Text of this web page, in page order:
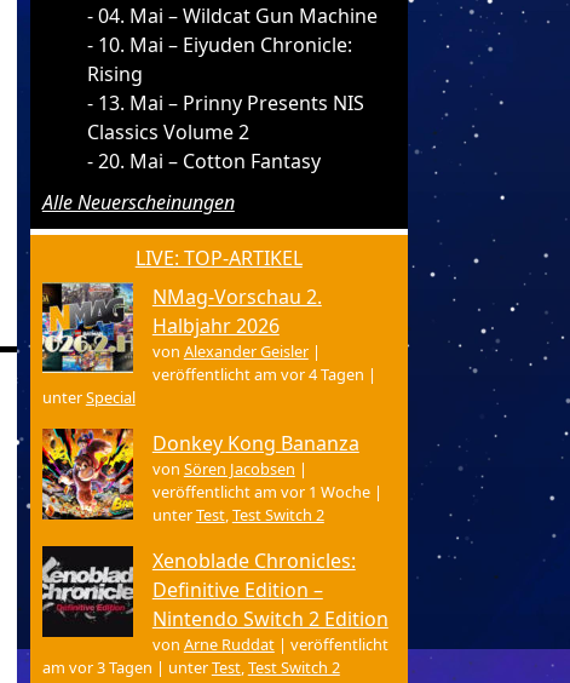
04. Mai – Wildcat Gun Machine
10. Mai – Eiyuden Chronicle:
Rising
13. Mai – Prinny Presents NIS
Classics Volume 2
20. Mai – Cotton Fantasy
Alle Neuerscheinungen
LIVE: TOP-ARTIKEL
NMag-Vorschau 2.
Halbjahr 2026
von Alexander Geisler|
veröffentlicht am vor 4 Tagen |
unterSpecial
Donkey Kong Bananza
von Sören Jacobsen |
veröffentlicht am vor 1 Woche|
unterTest,Test Switch 2
Xenoblade Chronicles:
Definitive Edition –
Nintendo Switch 2 Edition
von Arne Ruddat| veröffentlicht
am vor 3 Tagen | unterTest,Test Switch 2